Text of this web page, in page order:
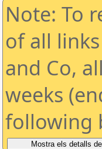
Note: To
of all
and Co,
weeks
following